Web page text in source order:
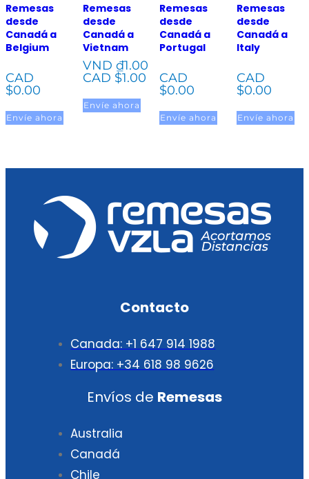
Remesas
desde
Canadá a
Belgium
CAD
$0.00
Envíe ahora
Remesas
desde
Canadá a
Vietnam
VND ₫1.00
CAD $1.00
Envíe ahora
Remesas
desde
Canadá a
Portugal
CAD
$0.00
Envíe ahora
Remesas
desde
Canadá a
Italy
CAD
$0.00
Envíe ahora
Contacto
Canada: +1 647 914 1988
Europa: +34 618 98 9626
Envíos de Remesas
Australia
Canadá
Chile